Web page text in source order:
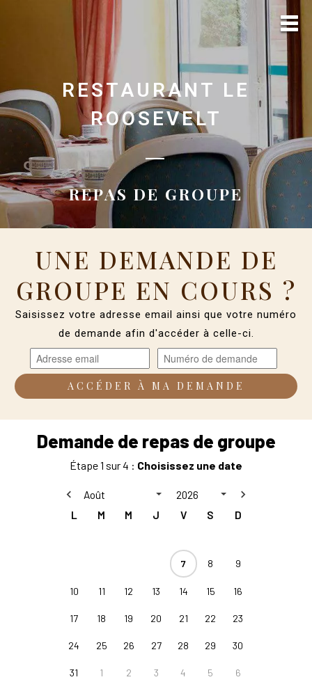
RESTAURANT LE
ROOSEVELT
—
REPAS DE GROUPE
UNE DEMANDE DE
GROUPE EN COURS ?
Saisissez votre adresse email ainsi que votre numéro
de demande afin d'accéder à celle-ci.
ACCÉDER À MA DEMANDE